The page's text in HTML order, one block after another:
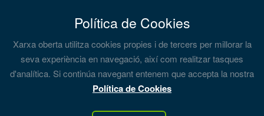
Política de Cookies
Xarxa oberta utilitza cookies propies i de tercers per millorar la
seva experiència en navegació, així com realitzar tasques
d'analítica. Si continúa navegant entenem que accepta la nostra
Política de Cookies
Notícies